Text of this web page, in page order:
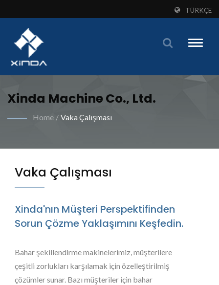
TÜRKÇE
Toggle
Xinda Machine Co., Ltd.
Home / Vaka Çalışması
Vaka Çalışması
Xinda'nın Müşteri Perspektifinden
Sorun Çözme Yaklaşımını Keşfedin.
Bahar şekillendirme makinelerimiz, müşterilere
çeşitli zorlukları karşılamak için özelleştirilmiş
çözümler sunar. Bazı müşteriler için bahar